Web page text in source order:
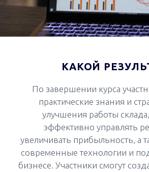
КАКОЙ
По завершении курса
практические знания и
улучшения работы склада,
эффективно управлять
увеличивать прибыльность, а
современные технологии и
бизнесе. Участники смогут